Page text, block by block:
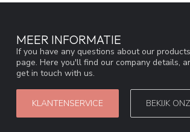
MEER INFORMATIE
If you have any questions about our
page. Here you'll find our company details,
get in touch with us.
KLANTENSERVICE BEKIJK